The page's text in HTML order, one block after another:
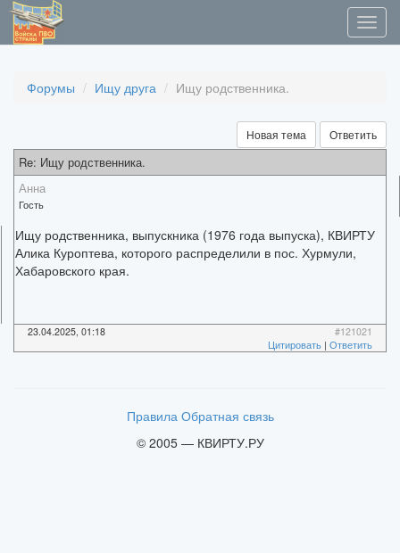
Форумы Ищу друга Ищу родственника.
Новая тема Ответить
Re: Ищу родственника.
Анна
Гость
Ищу родственника, выпускника (1976 года выпуска), КВИРТУ
Алика Куроптева, которого распределили в пос. Хурмули,
Хабаровского края.
23.04.2025, 01:18
#121021
Цитировать | Ответить
Правила Обратная связь
© 2005 — КВИРТУ.РУ